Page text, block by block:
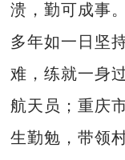
溃，勤可成事
多年如一日坚
难，练就一身
航天员；重庆
生勤勉，带领